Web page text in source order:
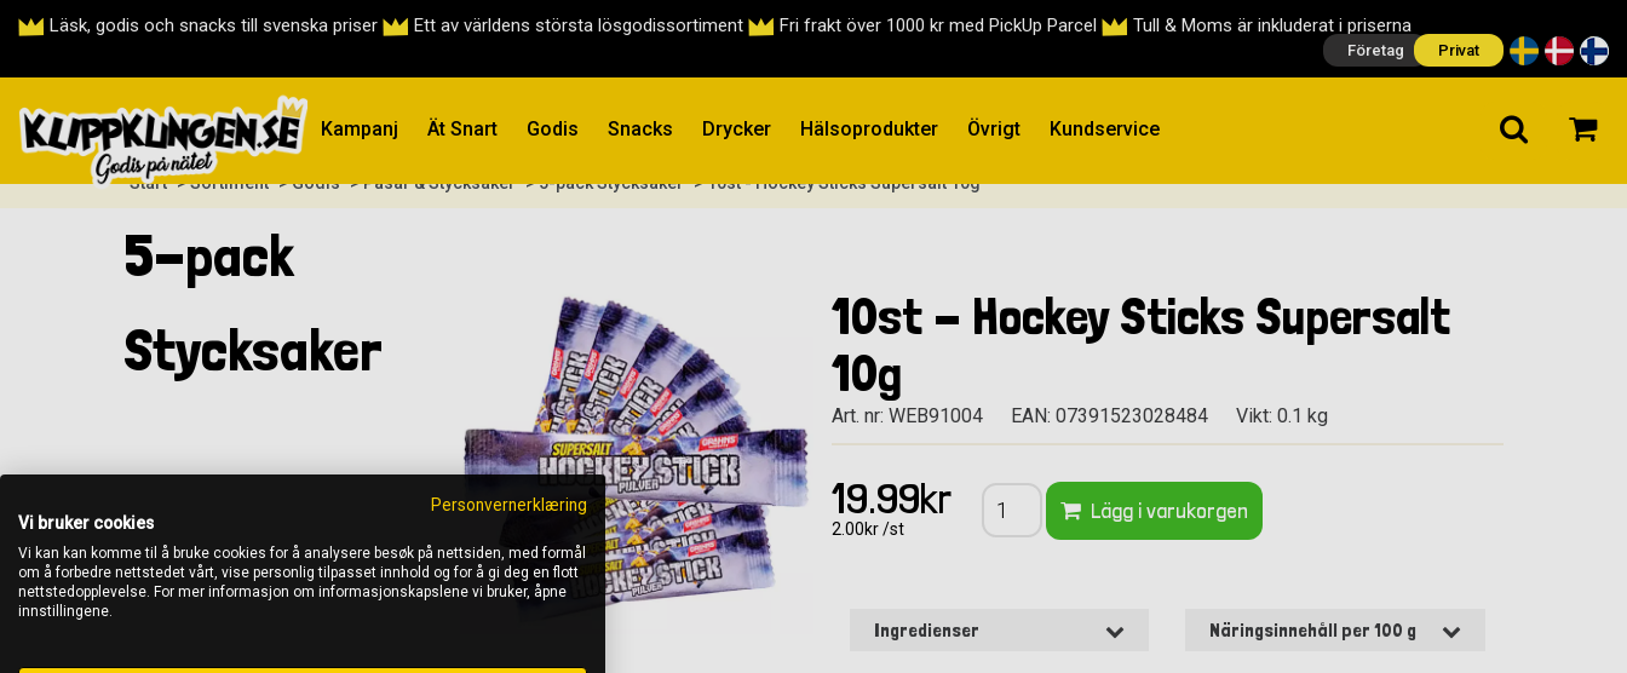
Läsk, godis och snacks till svenska priser Ett av världens största lösgodissortiment Fri frakt över 1000 kr med PickUp Parcel Tull & Moms är inkluderat i priserna
Företag Privat
Kampanj Ät Snart Godis Snacks Drycker Hälsoprodukter Övrigt Kundservice
Start > Sortiment > Godis > Påsar & Stycksaker > 5-pack Stycksaker > 10st - Hockey Sticks Supersalt 10g
5-pack
Stycksaker
10st - Hockey Sticks Supersalt
10g
Art. nr: WEB91004 EAN: 07391523028484 Vikt: 0.1 kg
19.99kr
2.00kr /st
Lägg i varukorgen
Ingredienser Näringsinnehåll per 100 g
Personvernerklæring
Vi bruker cookies
Vi kan kan komme til å bruke cookies for å analysere besøk på nettsiden, med formål
om å forbedre nettstedet vårt, vise personlig tilpasset innhold og for å gi deg en flott
nettstedopplevelse. For mer informasjon om informasjonskapslene vi bruker, åpne
innstillingene.